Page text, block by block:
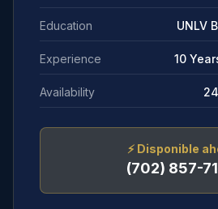
Education UNLV
Experience 10
Availability
⚡ Disponible
(702) 857-